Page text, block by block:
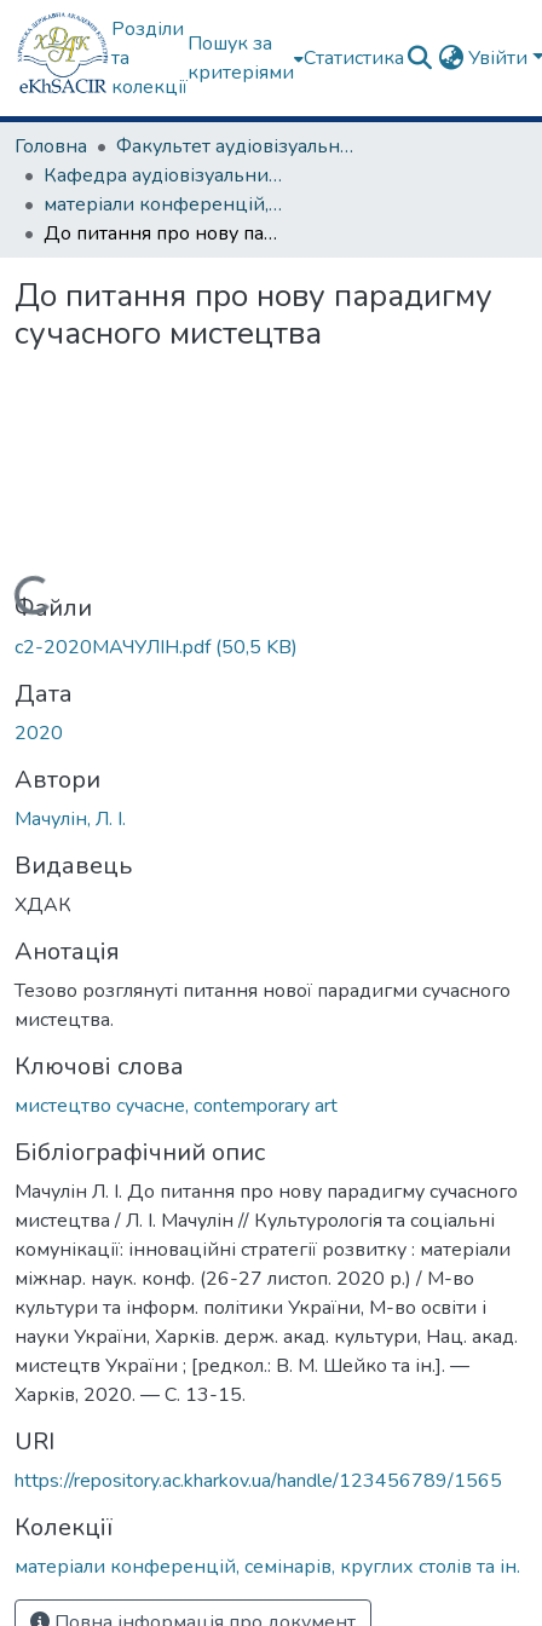
Розділи
та
колекції
Пошук за
критеріями
Статистика Увійти
Головна
Факультет аудіовізуального мистецтва
Кафедра аудіовізуальних медіа та медіакомунікацій
матеріали конференцій, семінарів, круглих столів та ін.
До питання про нову парадигму сучасного мистецтва
До питання про нову парадигму
сучасного мистецтва
Вантажиться...
Файли
c2-2020МАЧУЛІН.pdf(50,5 KB)
Дата
2020
Автори
Мачулін, Л. І.
Видавець
ХДАК
Анотація
Тезово розглянуті питання нової парадигми сучасного
мистецтва.
Ключові слова
мистецтво сучасне, contemporary art
Бібліографічний опис
Мачулін Л. І. До питання про нову парадигму сучасного
мистецтва / Л. І. Мачулін // Культурологія та соціальні
комунікації: інноваційні стратегії розвитку : матеріали
міжнар. наук. конф. (26-27 листоп. 2020 р.) / М-во
культури та інформ. політики України, М-во освіти і
науки України, Харків. держ. акад. культури, Нац. акад.
мистецтв України ; [редкол.: В. М. Шейко та ін.]. —
Харків, 2020. — C. 13-15.
URI
https://repository.ac.kharkov.ua/handle/123456789/1565
Колекції
матеріали конференцій, семінарів, круглих столів та ін.